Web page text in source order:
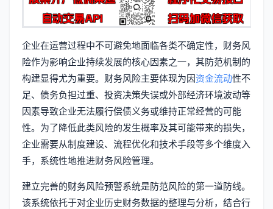
企业在运营过程中不可避免地面临各类不确定性，财务风
险作为影响企业持续发展的核心因素之一，其防范机制的
构建显得尤为重要。财务风险主要体现为因资金流动性不
足、债务负担过重、投资决策失误或外部经济环境波动等
因素导致企业无法履行偿债义务或维持正常经营的可能
性。为了降低此类风险的发生概率及其可能带来的损失，
企业需要从制度建设、流程优化和技术手段等多个维度入
手，系统性地推进财务风险管理。
建立完善的财务风险预警系统是防范风险的第一道防线。
该系统依托于对企业历史财务数据的整理与分析，结合行